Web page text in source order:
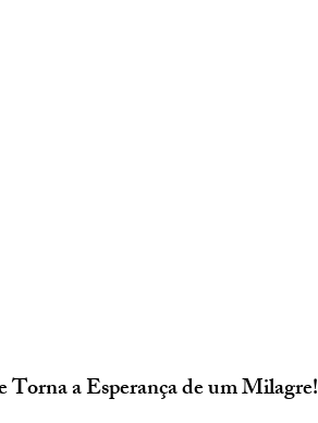
a Esperança de um Milagre!